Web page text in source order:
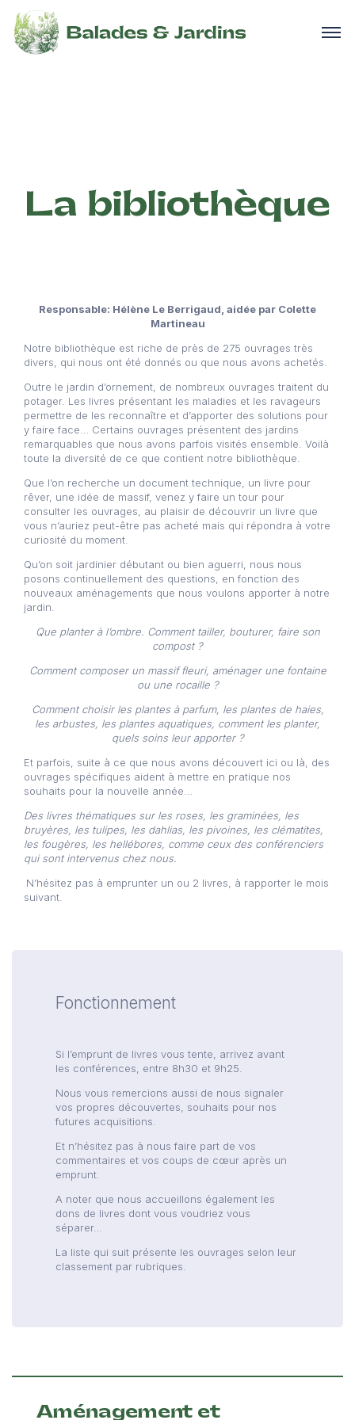
La bibliothèque
Responsable: Hélène Le Berrigaud, aidée par Colette
Martineau
Notre bibliothèque est riche de près de 275 ouvrages très
divers, qui nous ont été donnés ou que nous avons achetés.
Outre le jardin d’ornement, de nombreux ouvrages traitent du
potager. Les livres présentant les maladies et les ravageurs
permettre de les reconnaître et d’apporter des solutions pour
y faire face… Certains ouvrages présentent des jardins
remarquables que nous avons parfois visités ensemble. Voilà
toute la diversité de ce que contient notre bibliothèque.
Que l’on recherche un document technique, un livre pour
rêver, une idée de massif, venez y faire un tour pour
consulter les ouvrages, au plaisir de découvrir un livre que
vous n’auriez peut-être pas acheté mais qui répondra à votre
curiosité du moment.
Qu’on soit jardinier débutant ou bien aguerri, nous nous
posons continuellement des questions, en fonction des
nouveaux aménagements que nous voulons apporter à notre
jardin.
Que planter à l’ombre. Comment tailler, bouturer, faire son
compost ?
Comment composer un massif fleuri, aménager une fontaine
ou une rocaille ?
Comment choisir les plantes à parfum, les plantes de haies,
les arbustes, les plantes aquatiques, comment les planter,
quels soins leur apporter ?
Et parfois, suite à ce que nous avons découvert ici ou là, des
ouvrages spécifiques aident à mettre en pratique nos
souhaits pour la nouvelle année…
Des livres thématiques sur les roses, les graminées, les
bruyères, les tulipes, les dahlias, les pivoines, les clématites,
les fougères, les hellébores, comme ceux des conférenciers
qui sont intervenus chez nous.
N’hésitez pas à emprunter un ou 2 livres, à rapporter le mois
suivant.
Fonctionnement
Si l’emprunt de livres vous tente, arrivez avant
les conférences, entre 8h30 et 9h25.
Nous vous remercions aussi de nous signaler
vos propres découvertes, souhaits pour nos
futures acquisitions.
Et n’hésitez pas à nous faire part de vos
commentaires et vos coups de cœur après un
emprunt.
A noter que nous accueillons également les
dons de livres dont vous voudriez vous
séparer…
La liste qui suit présente les ouvrages selon leur
classement par rubriques.
Aménagement et